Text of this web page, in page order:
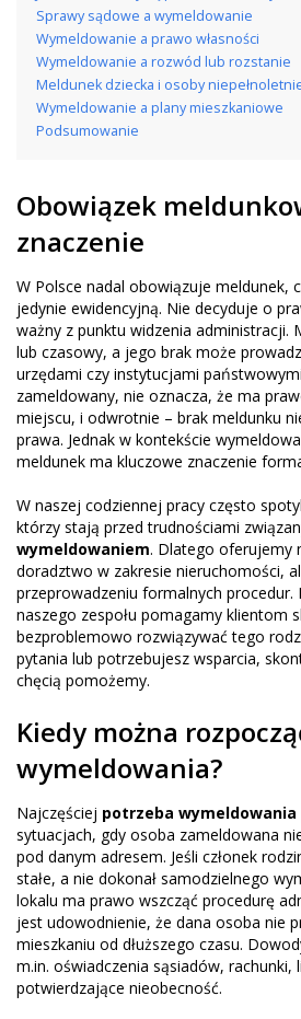
Sprawy sądowe a wymeldowanie
Wymeldowanie a prawo własności
Wymeldowanie a rozwód lub rozstanie
Meldunek dziecka i osoby
Wymeldowanie a plany mieszkaniowe
Podsumowanie
Obowiązek
znaczenie
W Polsce nadal obowiązuje meldunek,
jedynie ewidencyjną. Nie decyduje o
ważny z punktu widzenia administracji.
lub czasowy, a jego brak może
urzędami czy instytucjami
zameldowany, nie oznacza, że ma
miejscu, i odwrotnie – brak meldunku
prawa. Jednak w kontekście
meldunek ma kluczowe znaczenie
W naszej codziennej pracy często
którzy stają przed trudnościami
wymeldowaniem. Dlatego oferujemy
doradztwo w zakresie nieruchomości,
przeprowadzeniu formalnych procedur.
naszego zespołu pomagamy klientom
bezproblemowo rozwiązywać tego
pytania lub potrzebujesz wsparcia,
chęcią pomożemy.
Kiedy można
wymeldowania?
Najczęściej potrzeba wymeldowania
sytuacjach, gdy osoba zameldowana
pod danym adresem. Jeśli członek
stałe, a nie dokonał samodzielnego
lokalu ma prawo wszcząć procedurę
jest udowodnienie, że dana osoba nie
mieszkaniu od dłuższego czasu.
m.in. oświadczenia sąsiadów,
potwierdzające nieobecność.